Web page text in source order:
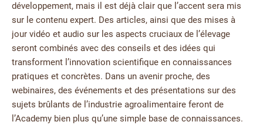
développement, mais il est déjà clair que l’accent sera mis
sur le contenu expert. Des articles, ainsi que des mises à
jour vidéo et audio sur les aspects cruciaux de l’élevage
seront combinés avec des conseils et des idées qui
transforment l’innovation scientifique en connaissances
pratiques et concrètes. Dans un avenir proche, des
webinaires, des événements et des présentations sur des
sujets brûlants de l’industrie agroalimentaire feront de
l’Academy bien plus qu’une simple base de connaissances.